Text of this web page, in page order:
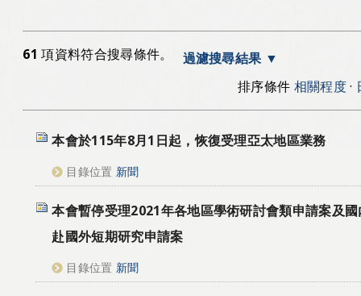
61 項資料符合搜尋條件。
過濾搜尋結果
排序條件 相關程度·
本會於115年8月1日起，恢復受理亞太地區業務
目錄位置 新聞
本會暫停受理2021年各地區學術研討會類申請案及
赴國外短期研究申請案
目錄位置 新聞